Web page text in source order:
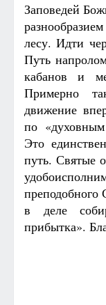
Заповедей
лесу. Идти
Путь
кабанов и
Примерно
движение
по
Это
путь. Святые
преподобного
в деле
прибытка».